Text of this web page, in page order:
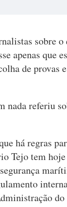
sobre
apenas que
de
nada referiu
há regras
Tejo tem